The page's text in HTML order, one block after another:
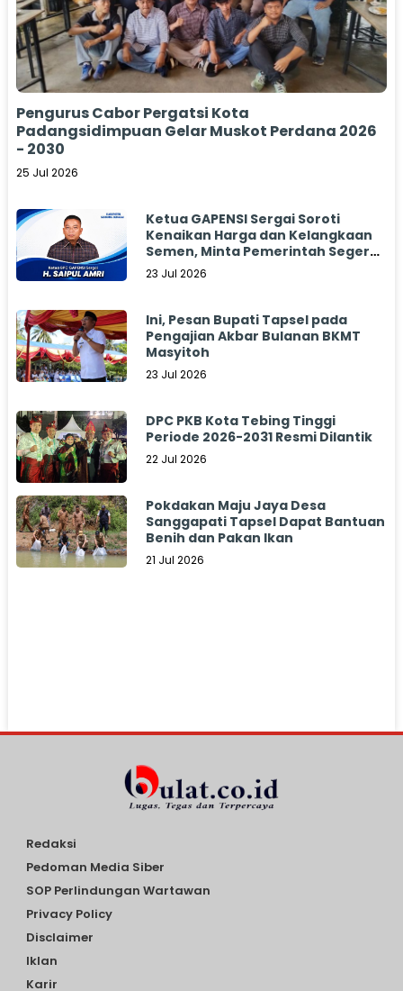
Pengurus Cabor Pergatsi Kota
Padangsidimpuan Gelar Muskot Perdana 2026
- 2030
25 Jul 2026
Ketua GAPENSI Sergai Soroti
Kenaikan Harga dan Kelangkaan
Semen, Minta Pemerintah Segera
Bertindak
23 Jul 2026
Ini, Pesan Bupati Tapsel pada
Pengajian Akbar Bulanan BKMT
Masyitoh
23 Jul 2026
DPC PKB Kota Tebing Tinggi
Periode 2026-2031 Resmi Dilantik
22 Jul 2026
Pokdakan Maju Jaya Desa
Sanggapati Tapsel Dapat Bantuan
Benih dan Pakan Ikan
21 Jul 2026
Redaksi
Pedoman Media Siber
SOP Perlindungan Wartawan
Privacy Policy
Disclaimer
Iklan
Karir